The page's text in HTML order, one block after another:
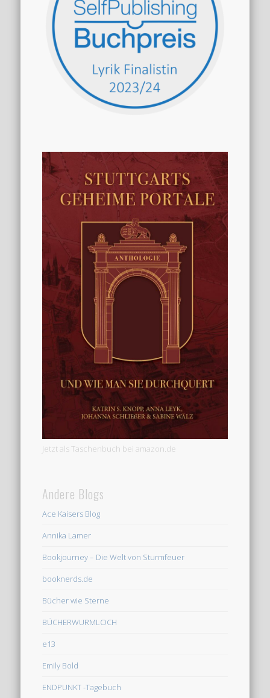
Jetzt als Taschenbuch bei amazon.de
Andere Blogs
Ace Kaisers Blog
Annika Lamer
Bookjourney – Die Welt von Sturmfeuer
booknerds.de
Bücher wie Sterne
BÜCHERWURMLOCH
e13
Emily Bold
ENDPUNKT -Tagebuch